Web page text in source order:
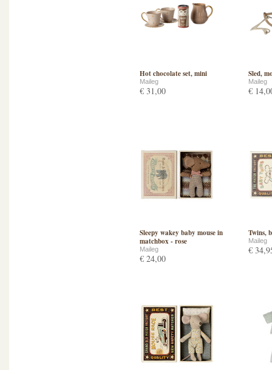
Hot chocolate set, mini
Maileg
€ 31,00
Sled,
Maileg
€
Sleepy wakey baby mouse in
matchbox - rose
Maileg
€ 24,00
Twins,
Maileg
€